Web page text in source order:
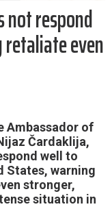
not respond
even
Ambassador of
Čardaklija,
well to
States, warning
stronger,
situation in